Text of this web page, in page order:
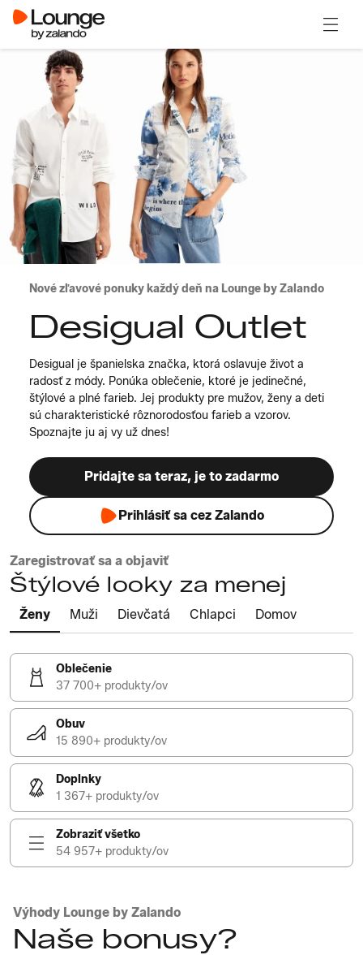
Nové zľavové ponuky každý deň na Lounge by Zalando
Desigual Outlet
Desigual je španielska značka, ktorá oslavuje život a
radosť z módy. Ponúka oblečenie, ktoré je jedinečné,
štýlové a plné farieb. Jej produkty pre mužov, ženy a deti
sú charakteristické rôznorodosťou farieb a vzorov.
Spoznajte ju aj vy už dnes!
Pridajte sa teraz, je to zadarmo
Prihlásiť sa cez Zalando
Zaregistrovať sa a objaviť
Štýlové looky za menej
Ženy Muži Dievčatá Chlapci Domov
Oblečenie
37 700+ produkty/ov
Obuv
15 890+ produkty/ov
Doplnky
1 367+ produkty/ov
Zobraziť všetko
54 957+ produkty/ov
Výhody Lounge by Zalando
Naše bonusy?